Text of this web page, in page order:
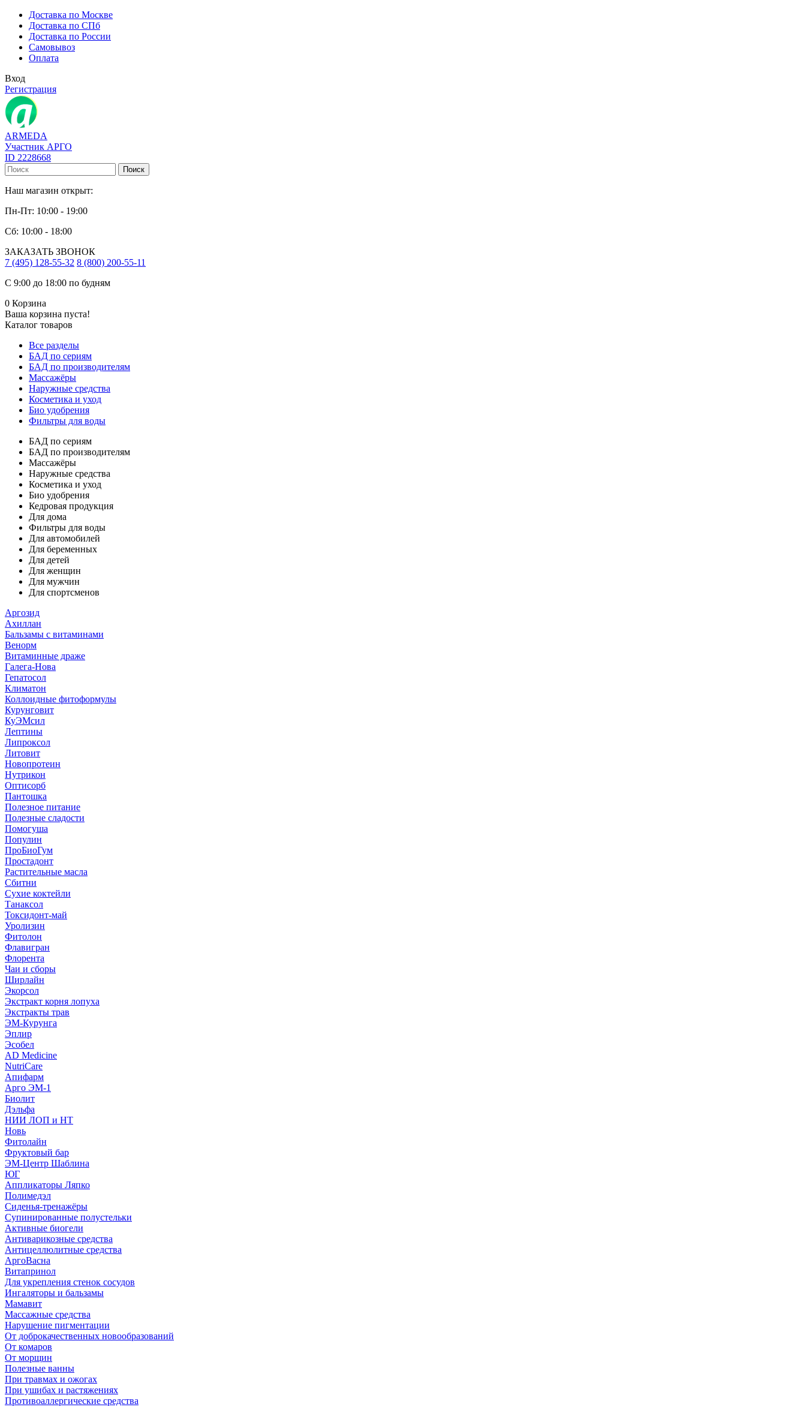
Доставка по Москве
Доставка по СПб
Доставка по России
Самовывоз
Оплата
Вход
Регистрация
ARMEDA
Участник АРГО
ID 2228668
Поиск
Наш магазин открыт:
Пн-Пт: 10:00 - 19:00
Сб: 10:00 - 18:00
ЗАКАЗАТЬ ЗВОНОК
7 (495) 128-55-32 8 (800) 200-55-11
С 9:00 до 18:00 по будням
0 Корзина
Ваша корзина пуста!
Каталог товаров
Все разделы
БАД по сериям
БАД по производителям
Массажёры
Наружные средства
Косметика и уход
Био удобрения
Фильтры для воды
БАД по сериям
БАД по производителям
Массажёры
Наружные средства
Косметика и уход
Био удобрения
Кедровая продукция
Для дома
Фильтры для воды
Для автомобилей
Для беременных
Для детей
Для женщин
Для мужчин
Для спортсменов
Аргозид
Ахиллан
Бальзамы с витаминами
Венорм
Витаминные драже
Галега-Нова
Гепатосол
Климатон
Коллоидные фитоформулы
Курунговит
КуЭМсил
Лептины
Липроксол
Литовит
Новопротеин
Нутрикон
Оптисорб
Пантошка
Полезное питание
Полезные сладости
Помогуша
Популин
ПроБиоГум
Простадонт
Растительные масла
Сбитни
Сухие коктейли
Танаксол
Токсидонт-май
Уролизин
Фитолон
Флавигран
Флорента
Чаи и сборы
Ширлайн
Экорсол
Экстракт корня лопуха
Экстракты трав
ЭМ-Курунга
Эплир
Эсобел
AD Medicine
NutriCare
Апифарм
Арго ЭМ-1
Биолит
Дэльфа
НИИ ЛОП и НТ
Новь
Фитолайн
Фруктовый бар
ЭМ-Центр Шаблина
ЮГ
Аппликаторы Ляпко
Полимедэл
Сиденья-тренажёры
Супинированные полустельки
Активные биогели
Антиварикозные средства
Антицеллюлитные средства
АргоВасна
Витапринол
Для укрепления стенок сосудов
Ингаляторы и бальзамы
Мамавит
Массажные средства
Нарушение пигментации
От доброкачественных новообразований
От комаров
От морщин
Полезные ванны
При травмах и ожогах
При ушибах и растяжениях
Противоаллергические средства